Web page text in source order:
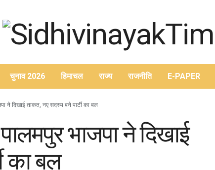
चुनाव 2026 हिमाचल राज्य राजनीति E-PAPER
ने दिखाई ताकत, नए सदस्य बने पार्टी का बल
भाजपा ने दिखाई
का बल